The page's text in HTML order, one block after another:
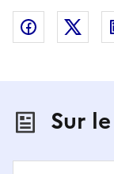
Partager
Sur